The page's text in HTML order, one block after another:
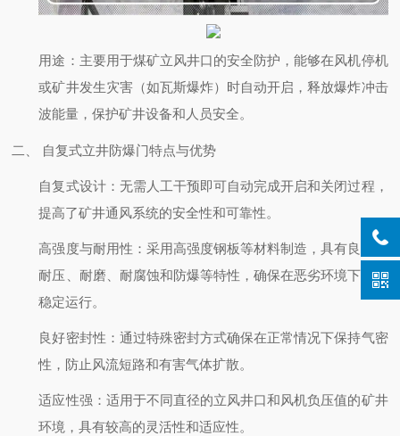
用途 ：主要用于煤矿立风井口的安全防护，能够在风机停机
或矿井发生灾害（如瓦斯爆炸）时自动开启，释放爆炸冲击
波能量，保护矿井设备和人员安全。
二、 自复式立井防爆门特点与优势
自复式设计：无需人工干预即可自动完成开启和关闭过程，
提高了矿井通风系统的安全性和可靠性。
高强度与耐用性 ：采用高强度钢板等材料制造，具有良好的
耐压、耐磨、耐腐蚀和防爆等特性，确保在恶劣环境下长期
稳定运行。
良好密封性 ：通过特殊密封方式确保在正常情况下保持气密
性，防止风流短路和有害气体扩散。
适应性强 ：适用于不同直径的立风井口和风机负压值的矿井
环境，具有较高的灵活性和适应性。